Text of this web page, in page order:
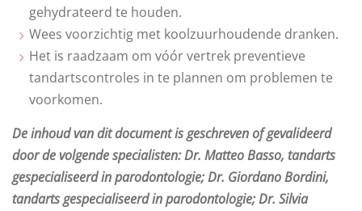
gehydrateerd te houden.
Wees voorzichtig met koolzuurhoudende dranken.
Het is raadzaam om vóór vertrek preventieve
tandartscontroles in te plannen om problemen te
voorkomen.
De inhoud van dit document is geschreven of gevalideerd
door de volgende specialisten: Dr. Matteo Basso, tandarts
gespecialiseerd in parodontologie; Dr. Giordano Bordini,
tandarts gespecialiseerd in parodontologie; Dr. Silvia